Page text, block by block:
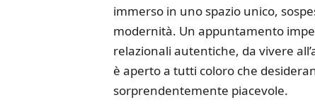
immerso in uno spazio unico,
modernità. Un appuntamento
relazionali autentiche, da vivere
è aperto a tutti coloro che
sorprendentemente piacevole.